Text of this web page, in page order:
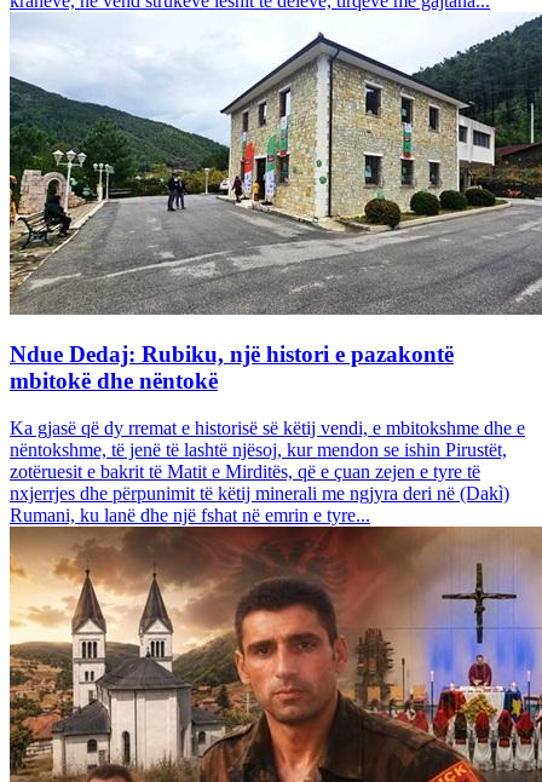
Ndue Dedaj: Rubiku, një histori e pazakontë
mbitokë dhe nëntokë
Ka gjasë që dy rremat e historisë së këtij vendi, e mbitokshme dhe e
nëntokshme, të jenë të lashtë njësoj, kur mendon se ishin Pirustët,
zotëruesit e bakrit të Matit e Mirditës, që e çuan zejen e tyre të
nxjerrjes dhe përpunimit të këtij minerali me ngjyra deri në (Dakì)
Rumani, ku lanë dhe një fshat në emrin e tyre...